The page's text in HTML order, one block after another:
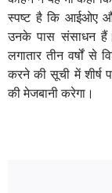
स्पष्ट है कि आईओए
उनके पास संसाधन
लगातार तीन वर्षों से
करने की सूची में शीर्ष
की मेजबानी करेगा।